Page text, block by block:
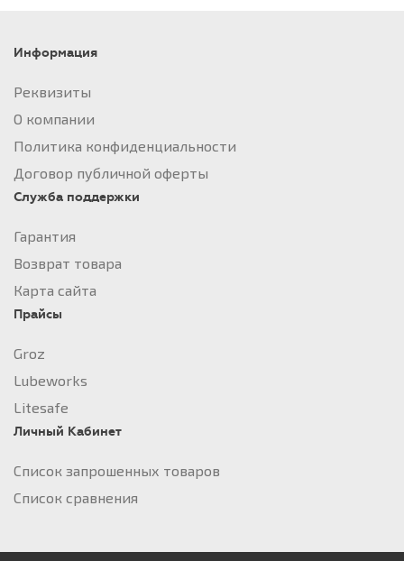
Информация
Реквизиты
О компании
Политика конфиденциальности
Договор публичной оферты
Служба поддержки
Гарантия
Возврат товара
Карта сайта
Прайсы
Groz
Lubeworks
Litesafe
Личный Кабинет
Список запрошенных товаров
Список сравнения